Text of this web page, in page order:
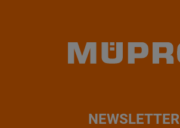
NEWSLETTER